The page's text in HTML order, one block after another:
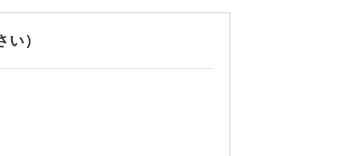
）